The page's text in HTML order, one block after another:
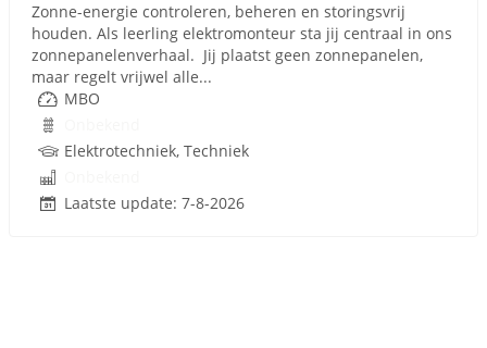
Zonne-energie controleren, beheren en storingsvrij
houden. Als leerling elektromonteur sta jij centraal in ons
zonnepanelenverhaal. Jij plaatst geen zonnepanelen,
maar regelt vrijwel alle...
MBO
Elektrotechniek, Techniek
Laatste update: 7-8-2026